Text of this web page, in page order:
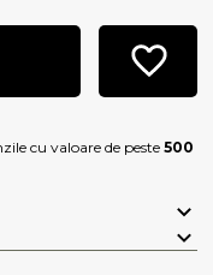
cu valoare de peste500